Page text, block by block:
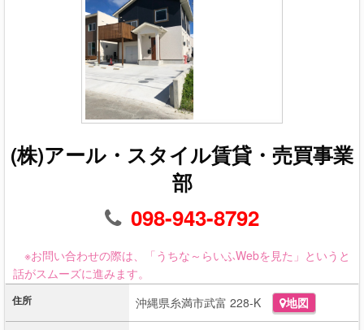
(株)アール・スタイル賃貸・売買事業
部
098-943-8792
※お問い合わせの際は、「うちな～らいふWebを見た」というと
話がスムーズに進みます。
住所 沖縄県糸満市武富 228-K 地図